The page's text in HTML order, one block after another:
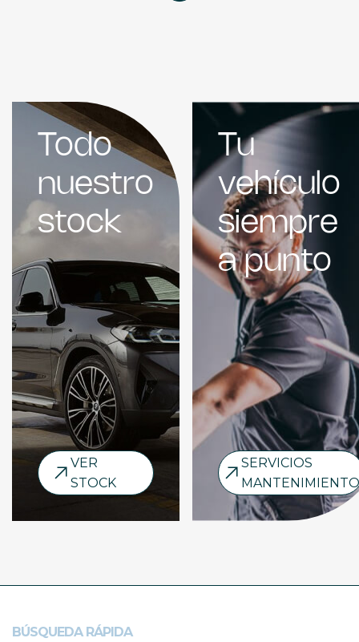
Todo
nuestro
stock
VER
STOCK
Tu
vehículo
siempre
a punto
SERVICIOS
MANTENIMIENTO
BÚSQUEDA RÁPIDA